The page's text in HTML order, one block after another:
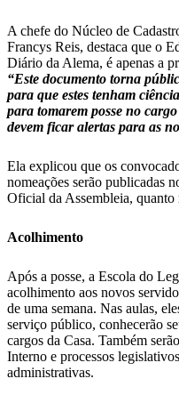
A chefe do Núcleo de
Francys Reis, destaca que o
Diário da Alema, é apenas a
“Este documento torna
para que estes tenham
para tomarem posse no
devem ficar alertas para as
Ela explicou que os
nomeações serão publicadas
Oficial da Assembleia, quanto
Acolhimento
Após a posse, a Escola do
acolhimento aos novos
de uma semana. Nas aulas,
serviço público, conhecerão
cargos da Casa. Também
Interno e processos
administrativas.